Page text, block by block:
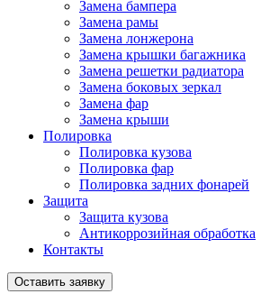
Замена бампера
Замена рамы
Замена лонжерона
Замена крышки багажника
Замена решетки радиатора
Замена боковых зеркал
Замена фар
Замена крыши
Полировка
Полировка кузова
Полировка фар
Полировка задних фонарей
Защита
Защита кузова
Антикоррозийная обработка
Контакты
Оставить заявку